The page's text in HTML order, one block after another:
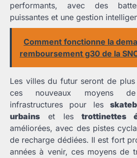
performants, avec des
puissantes et une gestion
Comment fonctionne la
remboursement g30 de la
Les villes du futur seront de
ces nouveaux moyens
infrastructures pour les
urbains et lestrottinettes
améliorées, avec des pistes
de recharge dédiées. Il est fort
années à venir, ces moyens de